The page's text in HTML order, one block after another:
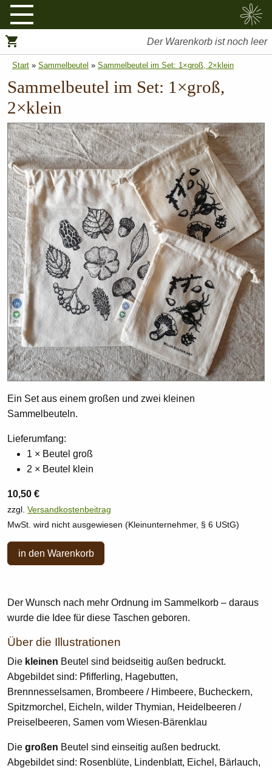
Sammelbeutel
Tassen
Taschen
Sticker Der Warenkorb ist noch leer
Start » Sammelbeutel » Sammelbeutel im Set: 1×groß, 2×klein
Sammelbeutel im Set: 1×groß,
2×klein
Ein Set aus einem großen und zwei kleinen
Sammelbeuteln.
Lieferumfang:
1 × Beutel groß
2 × Beutel klein
10,50 €
zzgl. Versandkostenbeitrag
MwSt. wird nicht ausgewiesen (Kleinunternehmer, § 6 UStG)
in den Warenkorb
Der Wunsch nach mehr Ordnung im Sammelkorb – daraus
wurde die Idee für diese Taschen geboren.
Über die Illustrationen
Die kleinen Beutel sind beidseitig außen bedruckt.
Abgebildet sind: Pfifferling, Hagebutten,
Brennnesselsamen, Brombeere / Himbeere, Bucheckern,
Spitzmorchel, Eicheln, wilder Thymian, Heidelbeeren /
Preiselbeeren, Samen vom Wiesen-Bärenklau
Die großen Beutel sind einseitig außen bedruckt.
Abgebildet sind: Rosenblüte, Lindenblatt, Eichel, Bärlauch,